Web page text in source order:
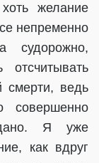
желание
непременно
судорожно,
смерти, ведь
совершенно
Я уже
как вдруг